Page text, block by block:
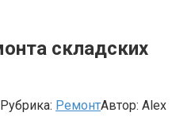
складских
Рубрика: РемонтАвтор: Alex